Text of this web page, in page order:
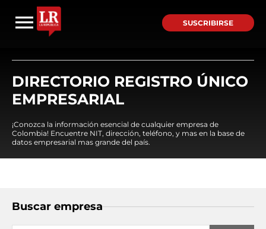
SUSCRIBIRSE
DIRECTORIO REGISTRO ÚNICO
EMPRESARIAL
¡Conozca la información esencial de cualquier empresa de
Colombia! Encuentre NIT, dirección, teléfono, y mas en la base de
datos empresarial mas grande del país.
Buscar empresa